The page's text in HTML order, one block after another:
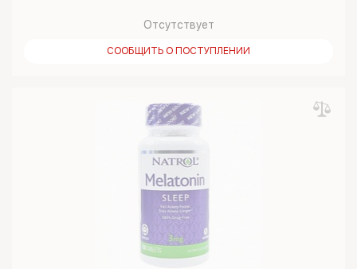
Отсутствует
СООБЩИТЬ О ПОСТУПЛЕНИИ